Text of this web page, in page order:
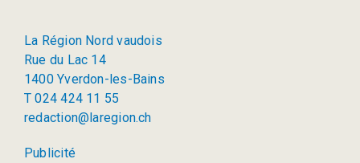
La Région Nord vaudois
Rue du Lac 14
1400 Yverdon-les-Bains
T 024 424 11 55
redaction@laregion.ch
Publicité